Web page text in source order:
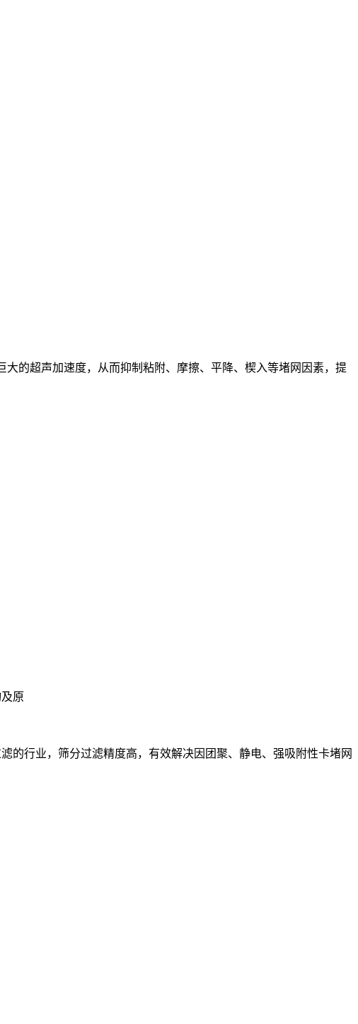
的超声加速度，从而抑制粘附、摩擦、平降、楔入等堵网因素，提
原
行业，筛分过滤精度高，有效解决因团聚、静电、强吸附性卡堵网